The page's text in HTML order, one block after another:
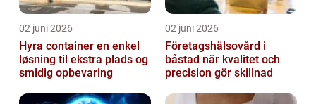
02 juni 2026
Hyra container en enkel
løsning til ekstra plads og
smidig opbevaring
02 juni 2026
Företagshälsovård i
båstad när kvalitet och
precision gör skillnad